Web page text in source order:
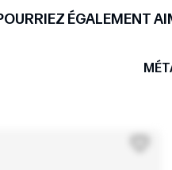
ÉGALEMENT